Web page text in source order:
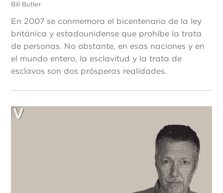
Bill Butler
En 2007 se conmemora el bicentenario de la ley
británica y estadounidense que prohíbe la trata
de personas. No obstante, en esas naciones y en
el mundo entero, la esclavitud y la trata de
esclavos son dos prósperas realidades.